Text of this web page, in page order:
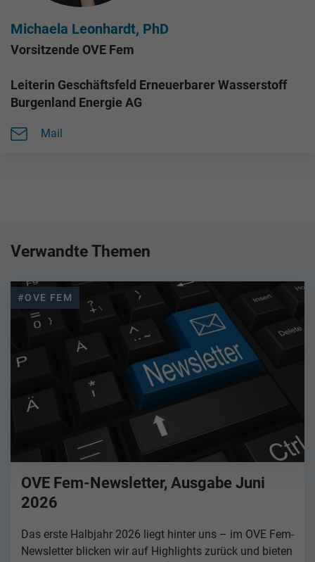
Michaela Leonhardt, PhD
Vorsitzende OVE Fem
Leiterin Geschäftsfeld Erneuerbarer Wasserstoff
Burgenland Energie AG
Mail
Verwandte Themen
#OVE FEM
OVE Fem-Newsletter, Ausgabe Juni
2026
Das erste Halbjahr 2026 liegt hinter uns – im OVE Fem-
Newsletter blicken wir auf Highlights zurück und bieten